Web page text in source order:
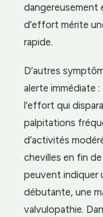
dangereusement
d’effort mérite
rapide.
D’autres
alerte immédiate
l’effort qui
palpitations
d’activités
chevilles en fin
peuvent indiquer
débutante, une
valvulopathie.